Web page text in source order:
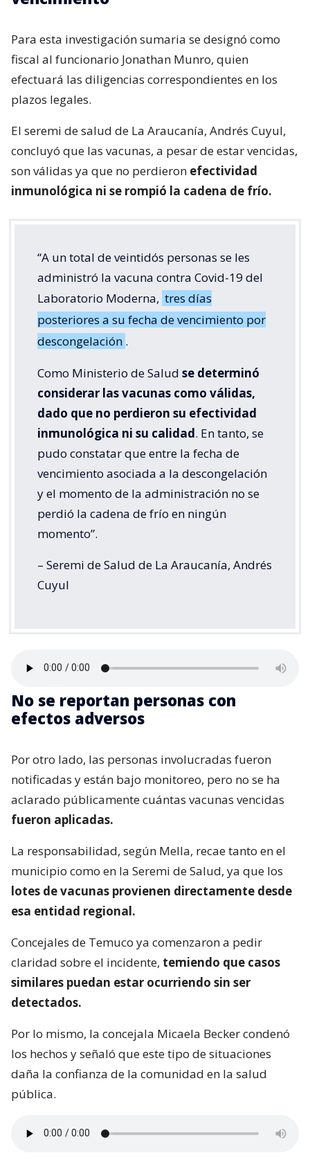
Para esta investigación sumaria se designó como
fiscal al funcionario Jonathan Munro, quien
efectuará las diligencias correspondientes en los
plazos legales.
El seremi de salud de La Araucanía, Andrés Cuyul,
concluyó que las vacunas, a pesar de estar vencidas,
son válidas ya que no perdieron efectividad
inmunológica ni se rompió la cadena de frío.
“A un total de veintidós personas se les
administró la vacuna contra Covid-19 del
Laboratorio Moderna, tres días
posteriores a su fecha de vencimiento por
descongelación .
Como Ministerio de Salud se determinó
considerar las vacunas como válidas,
dado que no perdieron su efectividad
inmunológica ni su calidad. En tanto, se
pudo constatar que entre la fecha de
vencimiento asociada a la descongelación
y el momento de la administración no se
perdió la cadena de frío en ningún
momento”.
– Seremi de Salud de La Araucanía, Andrés
Cuyul
No se reportan personas con
efectos adversos
Por otro lado, las personas involucradas fueron
notificadas y están bajo monitoreo, pero no se ha
aclarado públicamente cuántas vacunas vencidas
fueron aplicadas.
La responsabilidad, según Mella, recae tanto en el
municipio como en la Seremi de Salud, ya que los
lotes de vacunas provienen directamente desde
esa entidad regional.
Concejales de Temuco ya comenzaron a pedir
claridad sobre el incidente, temiendo que casos
similares puedan estar ocurriendo sin ser
detectados.
Por lo mismo, la concejala Micaela Becker condenó
los hechos y señaló que este tipo de situaciones
daña la confianza de la comunidad en la salud
pública.